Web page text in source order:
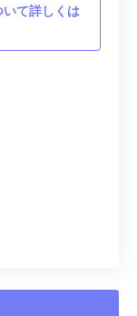
て詳しくは